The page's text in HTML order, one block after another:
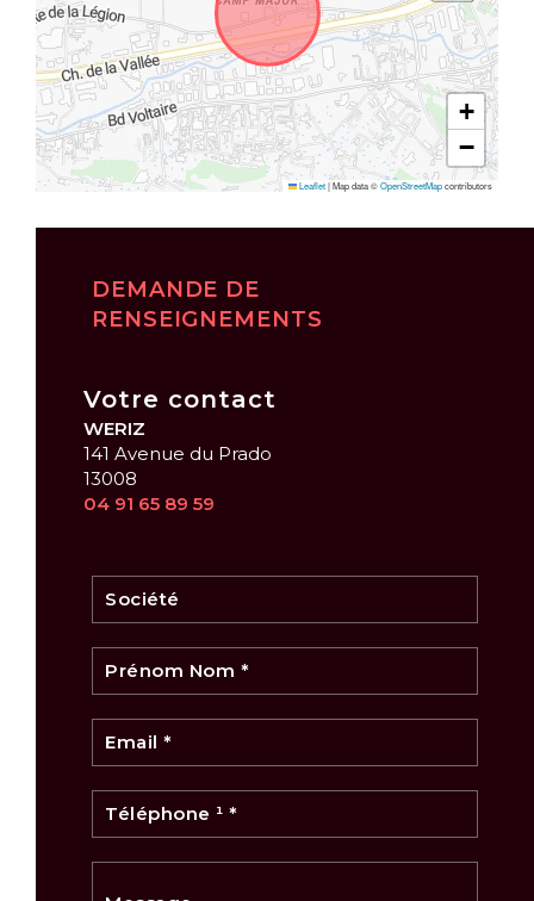
+
−
Leaflet|Map data ©OpenStreetMapcontributors
DEMANDE DE
RENSEIGNEMENTS
Votre contact
WERIZ
141 Avenue du Prado
13008
04 91 65 89 59